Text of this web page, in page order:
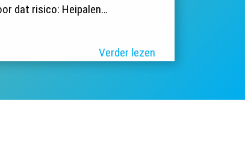
dat risico: Heipalen…
Verder lezen